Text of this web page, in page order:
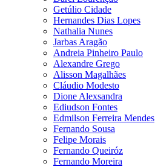
Getúlio Cidade
Hernandes Dias Lopes
Nathalia Nunes
Jarbas Aragão
Andreia Pinheiro Paulo
Alexandre Grego
Alisson Magalhães
Cláudio Modesto
Dione Alexsandra
Ediudson Fontes
Edmilson Ferreira Mendes
Fernando Sousa
Felipe Morais
Fernando Queiróz
Fernando Moreira